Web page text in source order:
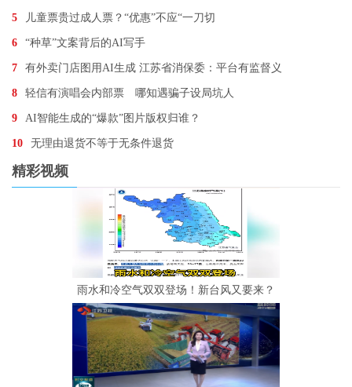
5 儿童票贵过成人票？“优惠”不应“一刀切
6 “种草”文案背后的AI写手
7 有外卖门店图用AI生成 江苏省消保委：平台有监督义
8 轻信有演唱会内部票 哪知遇骗子设局坑人
9 AI智能生成的“爆款”图片版权归谁？
10 无理由退货不等于无条件退货
精彩视频
雨水和冷空气双双登场！新台风又要来？